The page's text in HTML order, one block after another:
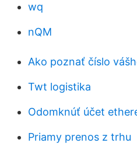
wq
nQM
Ako poznať číslo
Twt logistika
Odomknúť účet
Priamy prenos z trhu